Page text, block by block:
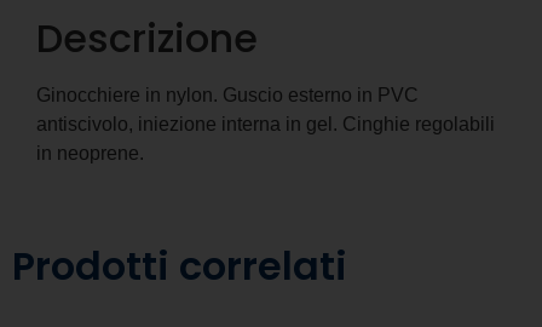
Descrizione
Ginocchiere in nylon. Guscio esterno in PVC
antiscivolo, iniezione interna in gel. Cinghie regolabili
in neoprene.
Prodotti correlati